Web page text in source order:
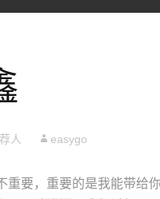
人 easygo
重要，重要的是我能带给